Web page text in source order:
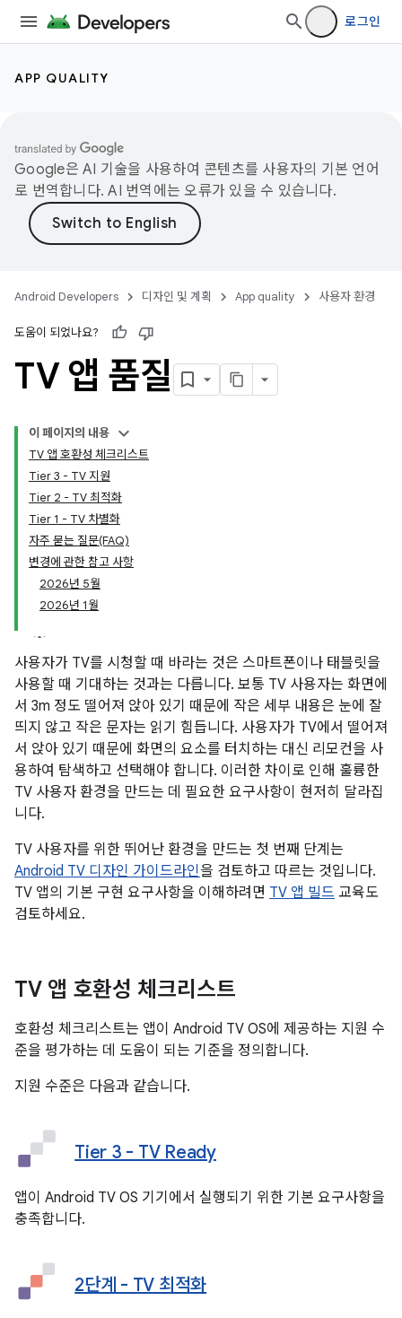
로그인
APP QUALITY
Google은 AI 기술을 사용하여 콘텐츠를 사용자의 기본 언어
로 번역합니다. AI 번역에는 오류가 있을 수 있습니다.
Android Developers 디자인 및 계획 App quality 사용자 환경
도움이 되었나요?
TV 앱 품질
이 페이지의 내용
TV 앱 호환성 체크리스트
Tier 3 - TV 지원
Tier 2 - TV 최적화
Tier 1 - TV 차별화
자주 묻는 질문(FAQ)
변경에 관한 참고 사항
2026년 5월
2026년 1월
사용자가 TV를 시청할 때 바라는 것은 스마트폰이나 태블릿을
사용할 때 기대하는 것과는 다릅니다. 보통 TV 사용자는 화면에
서 3m 정도 떨어져 앉아 있기 때문에 작은 세부 내용은 눈에 잘
띄지 않고 작은 문자는 읽기 힘듭니다. 사용자가 TV에서 떨어져
서 앉아 있기 때문에 화면의 요소를 터치하는 대신 리모컨을 사
용하여 탐색하고 선택해야 합니다. 이러한 차이로 인해 훌륭한
TV 사용자 환경을 만드는 데 필요한 요구사항이 현저히 달라집
니다.
TV 사용자를 위한 뛰어난 환경을 만드는 첫 번째 단계는
Android TV 디자인 가이드라인을 검토하고 따르는 것입니다.
TV 앱의 기본 구현 요구사항을 이해하려면 TV 앱 빌드 교육도
검토하세요.
TV 앱 호환성 체크리스트
호환성 체크리스트는 앱이 Android TV OS에 제공하는 지원 수
준을 평가하는 데 도움이 되는 기준을 정의합니다.
지원 수준은 다음과 같습니다.
Tier 3 - TV Ready
앱이 Android TV OS 기기에서 실행되기 위한 기본 요구사항을
충족합니다.
2단계 - TV 최적화